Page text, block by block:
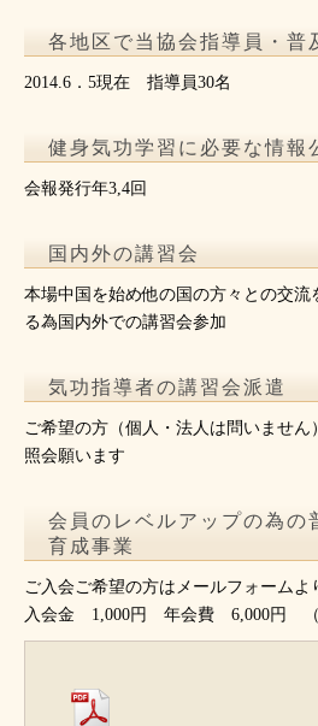
各地区で当協会指導員・普
2014.6．5現在 指導員30名
健身気功学習に必要な情報
会報発行年3,4回
国内外の講習会
本場中国を始め他の国の方々との交流
る為国内外での講習会参加
気功指導者の講習会派遣
ご希望の方（個人・法人は問いませ
照会願います
会員のレベルアップの為の
育成事業
ご入会ご希望の方はメールフォームよ
入会金 1,000円 年会費 6,000円 （